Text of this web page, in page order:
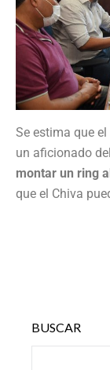
Se estima que
un aficionado
montar un ring
que el Chiva
BUSCAR